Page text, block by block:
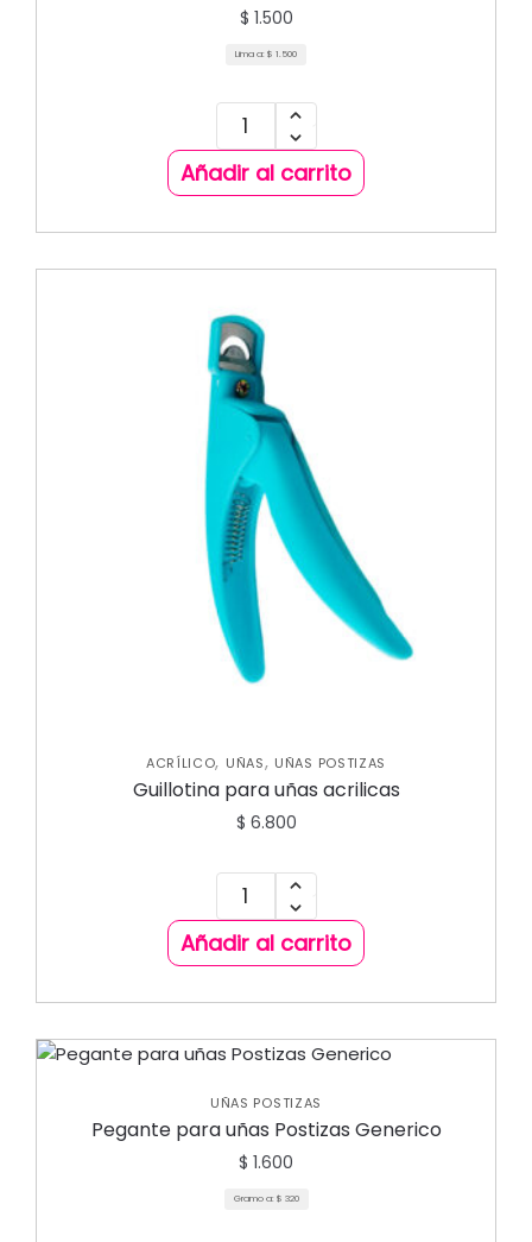
$ 1.500
Lima a: $ 1.500
Añadir al carrito
ACRÍLICO, UÑAS, UÑAS POSTIZAS
Guillotina para uñas acrilicas
$ 6.800
Añadir al carrito
UÑAS POSTIZAS
Pegante para uñas Postizas Generico
$ 1.600
Gramo a: $ 320